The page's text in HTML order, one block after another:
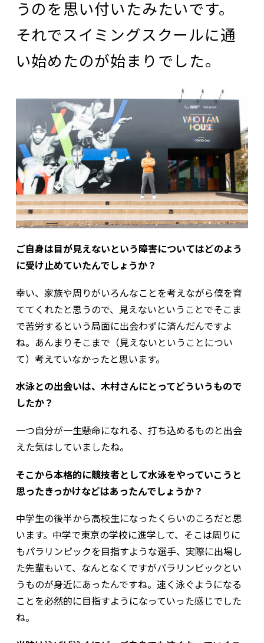
うのを思い付いたみたいです。
それでスイミングスクールに通
い始めたのが始まりでした。
ご自身は目が見えないという障害についてはどのよう
に受け止めていたんでしょうか？
幸い、家族や周りがいろんなことを考えながら僕を育
ててくれたと思うので、見えないということでそこま
で苦労するという局面に出会わずに済んだんですよ
ね。あんまりそこまで（見えないということについ
て）考えていなかったと思います。
水泳との出会いは、木村さんにとってどういうもので
したか？
一つ自分が一生懸命になれる、打ち込めるものと出会
えた気はしていましたね。
そこから本格的に競技者として水泳をやっていこうと
思ったきっかけなどはあったんでしょうか？
中学生の後半から高校生になったくらいのころだと思
います。中学で東京の学校に進学して、そこは周りに
もパラリンピックを目指すような選手、実際に出場し
た先輩もいて、なんとなくですがパラリンピックとい
うものが身近にあったんですね。速く泳ぐようになる
ことを必然的に目指すようになっていった感じでした
ね。